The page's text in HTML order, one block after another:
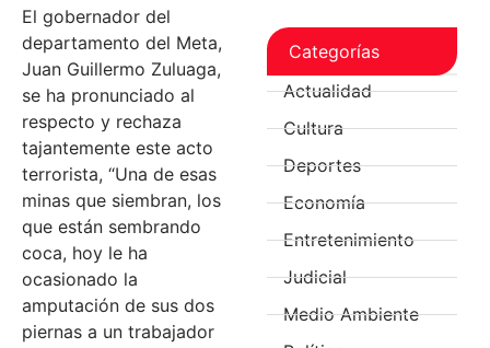
El gobernador del
departamento del Meta,
Juan Guillermo Zuluaga,
se ha pronunciado al
respecto y rechaza
tajantemente este acto
terrorista, “Una de esas
minas que siembran, los
que están sembrando
coca, hoy le ha
ocasionado la
amputación de sus dos
piernas a un trabajador
Categorías
Actualidad
Cultura
Deportes
Economía
Entretenimiento
Judicial
Medio Ambiente